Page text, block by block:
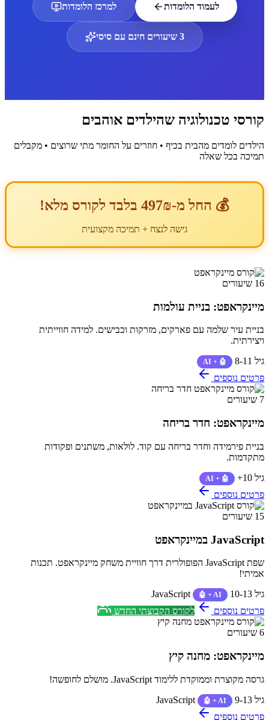
לעמוד הלומדות למרכז הלומדות
3 שיעורים חינם עם סיסי
קורסי טכנולוגיה שהילדים אוהבים
הילדים לומדים מהבית בכיף • חוזרים על החומר מתי שרוצים • מקבלים
תמיכה בכל שאלה
💰 החל מ-497₪ בלבד לקורס מלא!
גישה לנצח + תמיכה מקצועית
16 שיעורים
מיינקראפט: בניית עולמות
בניית עיר שלמה עם פארקים, מזרקות וכבישים. למידה חווייתית
ויצירתית.
גיל 8-11
🤖 + AI
פרטים נוספים
7 שיעורים
מיינקראפט: חדר בריחה
בניית פירמידה וחדר בריחה עם קוד. לולאות, משתנים ופקודות
מתקדמות.
גיל 10+
🤖 + AI
פרטים נוספים
15 שיעורים
JavaScript במיינקראפט
שפת JavaScript הפופולרית דרך חוויית משחק מיינקראפט. תכנות
אמיתי!
גיל 10-13
JavaScript 🤖 + AI
פרטים נוספים לקורס הקבוצתי החדש
6 שיעורים
מיינקראפט: מחנה קיץ
גרסה מקוצרת וממוקדת ללימוד JavaScript. מושלם לחופשה!
גיל 9-13
JavaScript 🤖 + AI
פרטים נוספים